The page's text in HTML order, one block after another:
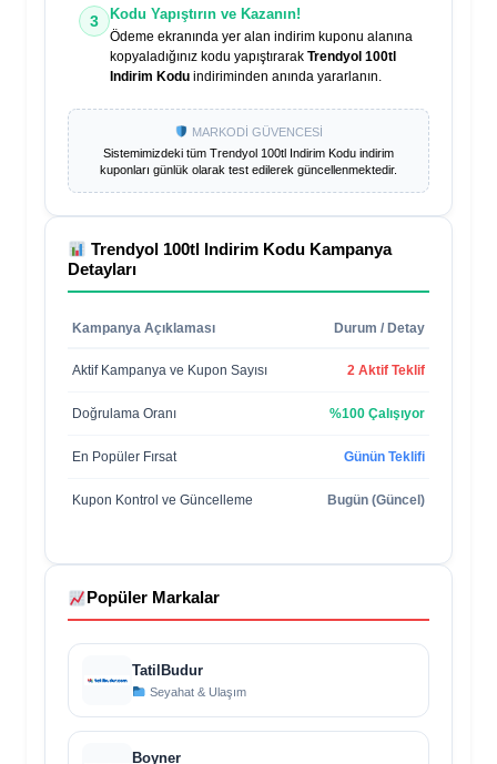
3 Kodu Yapıştırın ve Kazanın!
Ödeme ekranında yer alan indirim kuponu alanına
kopyaladığınız kodu yapıştırarak Trendyol 100tl
Indirim Kodu indiriminden anında yararlanın.
MARKODİ GÜVENCESİ
Sistemimizdeki tüm Trendyol 100tl Indirim Kodu indirim
kuponları günlük olarak test edilerek güncellenmektedir.
Trendyol 100tl Indirim Kodu Kampanya
Detayları
Kampanya Açıklaması Durum / Detay
Aktif Kampanya ve Kupon Sayısı 2 Aktif Teklif
Doğrulama Oranı %100 Çalışıyor
En Popüler Fırsat Günün Teklifi
Kupon Kontrol ve Güncelleme Bugün (Güncel)
Popüler Markalar
TatilBudur
Seyahat & Ulaşım
Boyner